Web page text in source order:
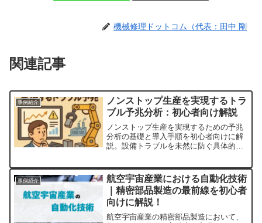
機械修理ドットコム（代表：田中 剛
関連記事
事例紹介
ノンストップ生産を実現するトラ
ブル予兆分析：初心者向け解説
ノンストップ生産を実現するための予兆
分析の基礎と導入手順を初心者向けに解
説。設備トラブルを未然に防ぐ具体的な
事例紹介
航空宇宙産業における自動化技術
｜精密部品製造の最前線を初心者
向けに解説！
航空宇宙産業の精密部品製造において、